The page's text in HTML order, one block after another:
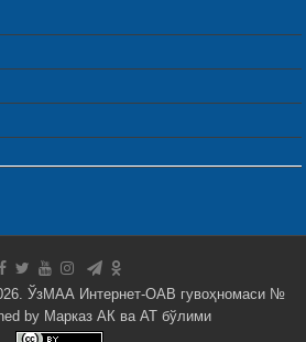
ЎзМАА Интернет-ОАВ гувоҳномаси №
by Марказ АК ва АТ бўлими